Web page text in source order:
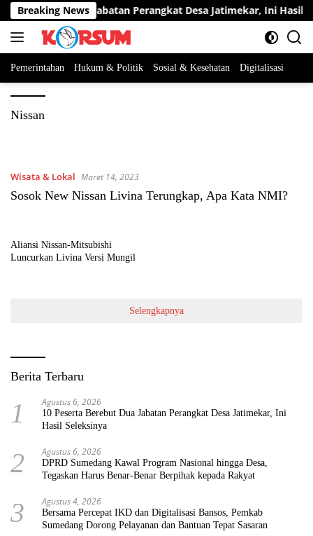
Langsung
ke
konten
Breaking News
Berebut Dua Jabatan Perangkat Desa Jatimekar, Ini Hasil
Pemerintahan Hukum & Politik Sosial & Kesehatan Digitalisasi
Nissan
Wisata & Lokal Maret 14, 2023
Sosok New Nissan Livina Terungkap, Apa Kata NMI?
Aliansi Nissan-Mitsubishi
Luncurkan Livina Versi Mungil
Selengkapnya
Berita Terbaru
1 Agustus 6, 2026
10 Peserta Berebut Dua Jabatan Perangkat Desa Jatimekar, Ini
Hasil Seleksinya
2 Agustus 6, 2026
DPRD Sumedang Kawal Program Nasional hingga Desa,
Tegaskan Harus Benar-Benar Berpihak kepada Rakyat
3 Agustus 4, 2026
Bersama Percepat IKD dan Digitalisasi Bansos, Pemkab
Sumedang Dorong Pelayanan dan Bantuan Tepat Sasaran